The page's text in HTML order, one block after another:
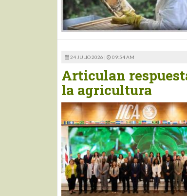
24 JULIO 2026 | 09:54 AM
Articulan
la agricultura